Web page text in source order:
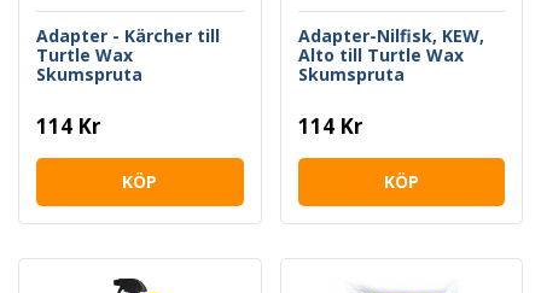
Adapter - Kärcher till
Turtle Wax
Skumspruta
114 Kr
KÖP
Adapter-Nilfisk, KEW,
Alto till Turtle Wax
Skumspruta
114 Kr
KÖP